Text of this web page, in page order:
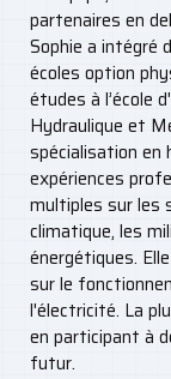
partenaires en
Sophie a intégré
écoles option
études à l’école
Hydraulique et
spécialisation en
expériences
multiples sur les
climatique, les
énergétiques.
sur le
l'électricité. La
en participant à
futur.